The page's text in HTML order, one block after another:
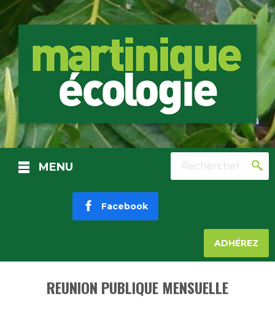
MENU Rechercher
Facebook
ADHÉREZ
REUNION PUBLIQUE MENSUELLE